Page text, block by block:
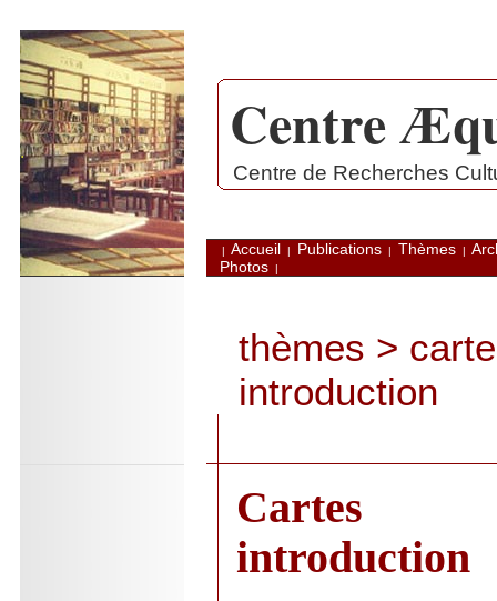
. Centre
Centre de Recherches
| Accueil | Publications | Thèmes |
Photos |
thèmes >
introduction
Cartes
introduction